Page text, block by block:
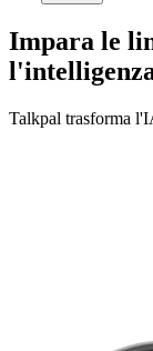
Impara le
Talkpal trasforma